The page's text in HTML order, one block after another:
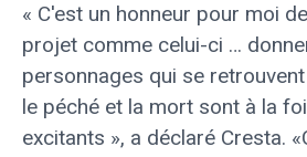
« C'est un honneur pour moi
projet comme celui-ci …
personnages qui se
le péché et la mort sont à la
excitants », a déclaré Cresta.